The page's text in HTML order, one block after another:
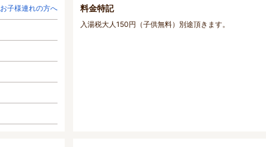
お子様連れの方へ 料金特記
入湯税大人150円（子供無料）別途頂きます。